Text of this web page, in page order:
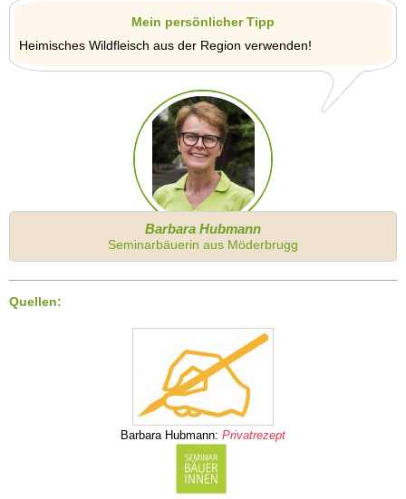
Mein persönlicher Tipp
Heimisches Wildfleisch aus der Region verwenden!
Barbara Hubmann
Seminarbäuerin aus Möderbrugg
Quellen:
Barbara Hubmann: Privatrezept